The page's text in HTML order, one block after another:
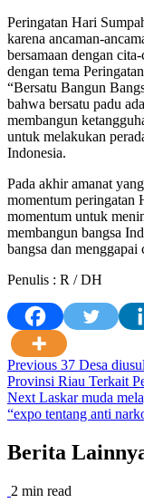
Peringatan Hari
karena ancaman-
bersamaan dengan
dengan tema
“Bersatu Bangun
bahwa bersatu padu
membangun
untuk melakukan
Indonesia.
Pada akhir amanat
momentum peringatan
momentum untuk
membangun bangsa
bangsa dan
Penulis : R / DH
Post
navigation
Previous 37 Desa
Provinsi Riau Terkait
Next Laskar muda
“expo tentang anti
Berita
2 min read